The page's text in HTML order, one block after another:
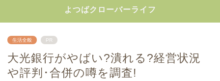
よつばクローバーライフ
生活全般 PR
大光銀行がやばい?潰れる?経営状況
や評判･合併の噂を調査!